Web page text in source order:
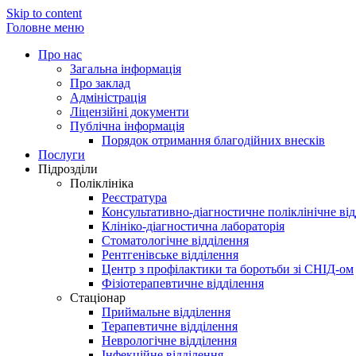
Skip to content
Головне меню
Про нас
Загальна інформація
Про заклад
Адміністрація
Ліцензійні документи
Публічна інформація
Порядок отримання благодійних внесків
Послуги
Підрозділи
Поліклініка
Реєстратура
Консультативно-діагностичне поліклінічне
Клініко-діагностична лабораторія
Стоматологічне відділення
Рентгенівське відділення
Центр з профілактики та боротьби зі СНІД-ом
Фізіотерапевтичне відділення
Стаціонар
Приймальне відділення
Терапевтичне відділення
Неврологічне відділення